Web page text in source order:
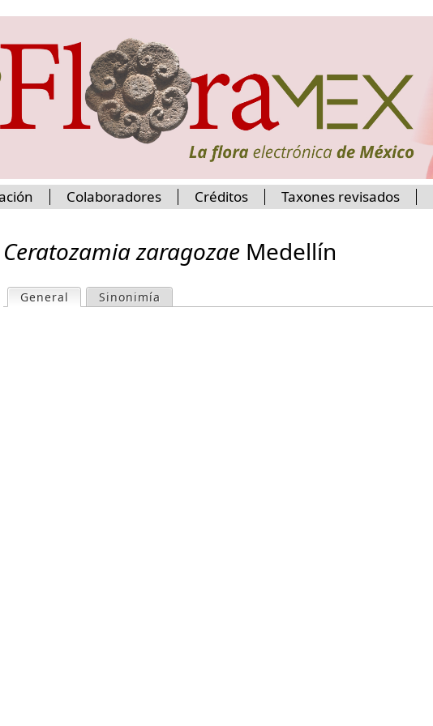
Ceratozamia zaragozae Medellín
P
General (active tab)
Sinonimía
Colaboradores Créditos Taxones revisados